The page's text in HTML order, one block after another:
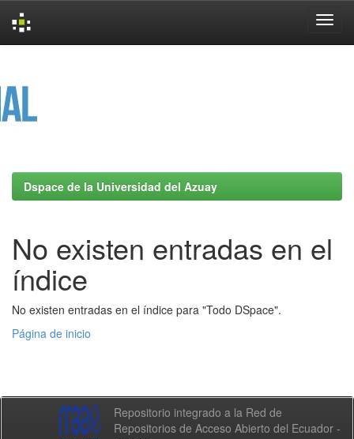
Dspace de la Universidad del Azuay
No existen entradas en el
índice
No existen entradas en el índice para "Todo DSpace".
Página de inicio
Repositorio integrado a la Red de
Repositorios de Acceso Abierto del Ecuador -